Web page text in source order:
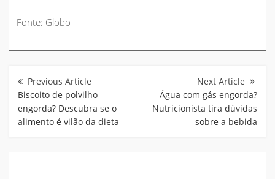
Fonte: Globo
de
Post
Biscoito de polvilho
engorda? Descubra se o
alimento é vilão da dieta
Água com gás engorda?
Nutricionista tira dúvidas
sobre a bebida